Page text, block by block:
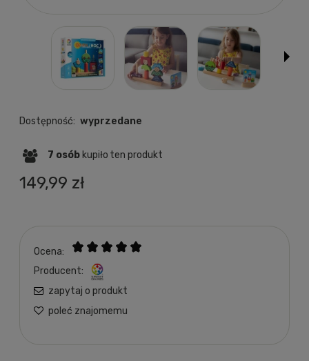
Dostępność: wyprzedane
7 osób kupiło ten produkt
149,99 zł
Ocena:
Producent:
zapytaj o produkt
poleć znajomemu